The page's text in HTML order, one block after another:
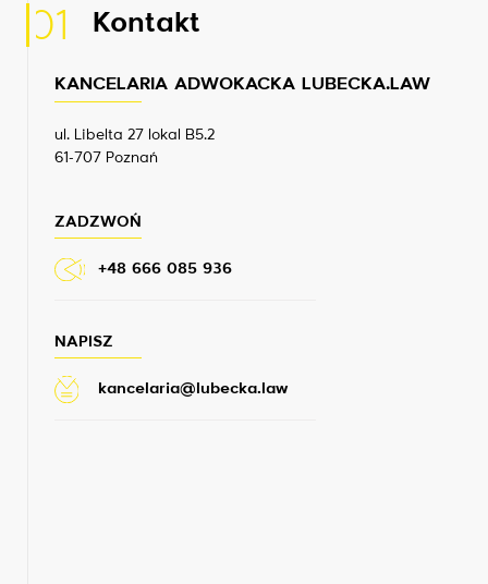
01 Kontakt
KANCELARIA ADWOKACKA LUBECKA.LAW
ul. Libelta 27 lokal B5.2
61-707 Poznań
ZADZWOŃ
+48 666 085 936
NAPISZ
kancelaria@lubecka.law